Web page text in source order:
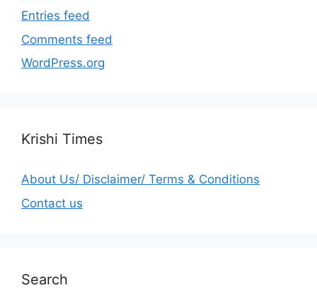
Entries feed
Comments feed
WordPress.org
Krishi Times
About Us/ Disclaimer/ Terms & Conditions
Contact us
Search